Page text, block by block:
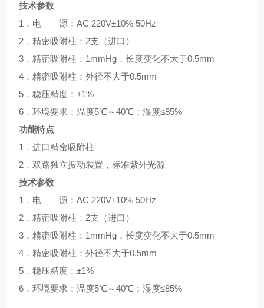
技术参数
1．电 源：AC 220V±10% 50Hz
2．精密吸附柱：2支（进口）
3．精密吸附柱：1mmHg，长度变化不大于0.5mm
4．精密吸附柱：外径不大于0.5mm
5．稳压精度：±1%
6．环境要求：温度5℃～40℃；湿度≤85%
功能特点
1．进口精密吸附柱
2．双路独立振动装置，标准紫外光源
技术参数
1．电 源：AC 220V±10% 50Hz
2．精密吸附柱：2支（进口）
3．精密吸附柱：1mmHg，长度变化不大于0.5mm
4．精密吸附柱：外径不大于0.5mm
5．稳压精度：±1%
6．环境要求：温度5℃～40℃；湿度≤85%